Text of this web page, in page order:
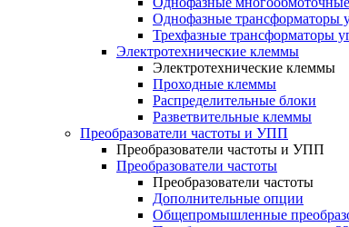
Однофазные трансформаторы
Трехфазные трансформаторы
Электротехнические клеммы
Электротехнические клеммы
Проходные клеммы
Распределительные блоки
Разветвительные клеммы
Преобразователи частоты и УПП
Преобразователи частоты и УПП
Преобразователи частоты
Преобразователи частоты
Дополнительные опции
Общепромышленные